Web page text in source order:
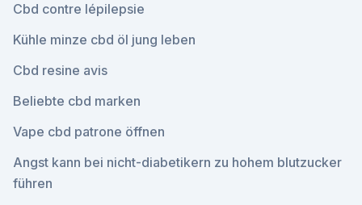
Cbd contre lépilepsie
Kühle minze cbd öl jung leben
Cbd resine avis
Beliebte cbd marken
Vape cbd patrone öffnen
Angst kann bei nicht-diabetikern zu hohem blutzucker
führen